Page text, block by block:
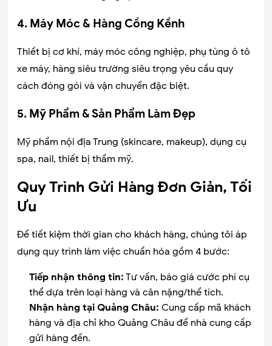
4. Máy Móc & Hàng Cồng Kềnh
Thiết bị cơ khí, máy móc công nghiệp, phụ tùng ô tô
xe máy, hàng siêu trường siêu trọng yêu cầu quy
cách đóng gói và vận chuyển đặc biệt.
5. Mỹ Phẩm & Sản Phẩm Làm Đẹp
Mỹ phẩm nội địa Trung (skincare, makeup), dụng cụ
spa, nail, thiết bị thẩm mỹ.
Quy Trình Gửi Hàng Đơn Giản, Tối
Ưu
Để tiết kiệm thời gian cho khách hàng, chúng tôi áp
dụng quy trình làm việc chuẩn hóa gồm 4 bước:
Tiếp nhận thông tin: Tư vấn, báo giá cước phí cụ
thể dựa trên loại hàng và cân nặng/thể tích.
Nhận hàng tại Quảng Châu: Cung cấp mã khách
hàng và địa chỉ kho Quảng Châu để nhà cung cấp
gửi hàng đến.